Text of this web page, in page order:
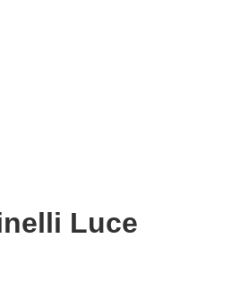
Luce